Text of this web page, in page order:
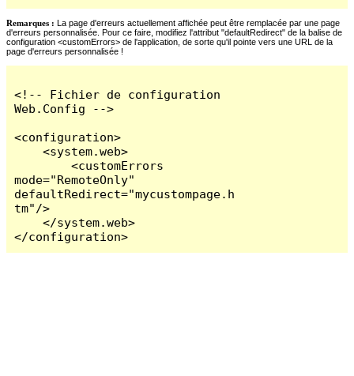
Remarques : La page d'erreurs actuellement affichée peut être remplacée par une page
d'erreurs personnalisée. Pour ce faire, modifiez l'attribut "defaultRedirect" de la balise de
configuration <customErrors> de l'application, de sorte qu'il pointe vers une URL de la
page d'erreurs personnalisée !
<!-- Fichier de configuration
Web.Config -->
<configuration>
    <system.web>
        <customErrors
mode="RemoteOnly"
defaultRedirect="mycustompage.h
tm"/>
    </system.web>
</configuration>